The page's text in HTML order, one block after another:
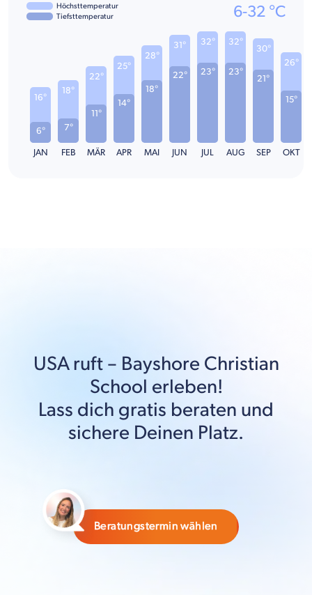
Höchsttemperatur
Tiefsttemperatur
6-32 °C
6°
16°
JAN
7°
18°
FEB
11°
22°
MÄR
14°
25°
APR
18°
28°
MAI
22°
31°
JUN
23°
32°
JUL
23°
32°
AUG
21°
30°
SEP
15°
26°
OKT
USAruft – Bayshore Christian
School erleben!
Lass dich gratis beraten und
sichere Deinen Platz.
Beratungstermin wählen